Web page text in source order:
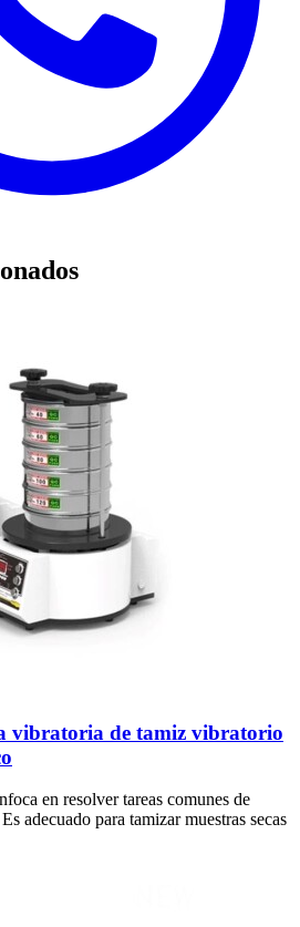
vibratoria de tamiz vibratorio
en resolver tareas comunes de
adecuado para tamizar muestras secas